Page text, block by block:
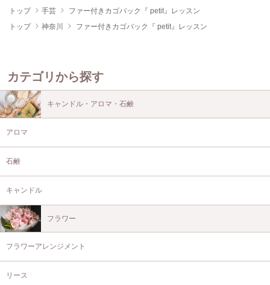
トップ
手芸
ファー付きカゴバック『 petit』レッスン
トップ
神奈川 ファー付きカゴバック『 petit』レッスン
カテゴリから探す
キャンドル・アロマ・石鹸
アロマ
石鹸
キャンドル
フラワー
フラワーアレンジメント
リース